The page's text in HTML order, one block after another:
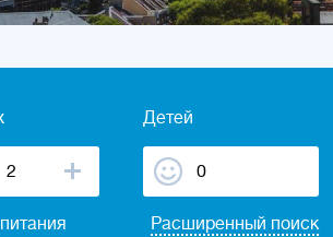
Детей
Расширенный поиск